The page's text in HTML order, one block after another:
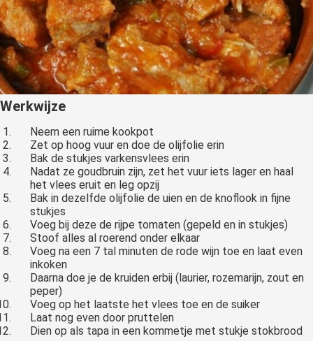
Werkwijze
Neem een ruime kookpot
Zet op hoog vuur en doe de olijfolie erin
Bak de stukjes varkensvlees erin
Nadat ze goudbruin zijn, zet het vuur iets lager en haal
het vlees eruit en leg opzij
Bak in dezelfde olijfolie de uien en de knoflook in fijne
stukjes
Voeg bij deze de rijpe tomaten (gepeld en in stukjes)
Stoof alles al roerend onder elkaar
Voeg na een 7 tal minuten de rode wijn toe en laat even
inkoken
Daarna doe je de kruiden erbij (laurier, rozemarijn, zout en
peper)
Voeg op het laatste het vlees toe en de suiker
Laat nog even door pruttelen
Dien op als tapa in een kommetje met stukje stokbrood